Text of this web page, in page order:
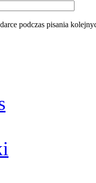
podczas pisania